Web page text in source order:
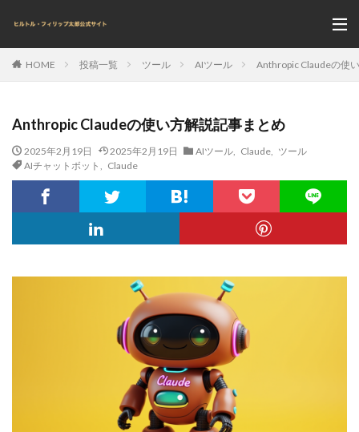
HOME 投稿一覧 ツール AIツール Anthropic Claudeの使
Anthropic Claudeの使い方解説記事まとめ
2025年2月19日 2025年2月19日 AIツール, Claude,
ツール
AIチャットボット
Claude